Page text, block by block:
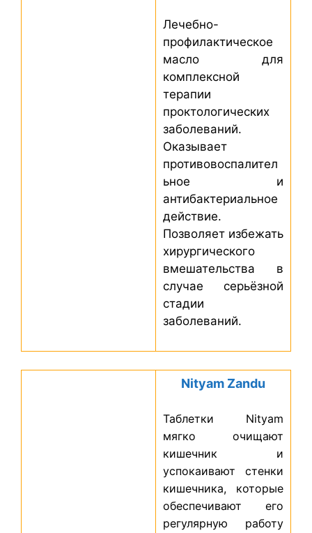
Лечебно-
профилактическое
масло для
комплексной
терапии
проктологических
заболеваний.
Оказывает
противовоспалител
ьное и
антибактериальное
действие.
Позволяет избежать
хирургического
вмешательства в
случае серьёзной
стадии
заболеваний.
Nityam Zandu
Таблетки Nityam
мягко очищают
кишечник и
успокаивают стенки
кишечника, которые
обеспечивают его
регулярную работу